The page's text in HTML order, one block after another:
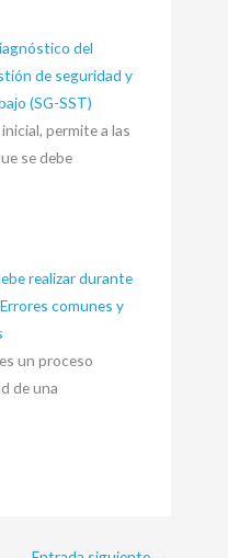
del
de seguridad y
(SG-SST)
permite a las
se debe
realizar durante
comunes y
un proceso
de una